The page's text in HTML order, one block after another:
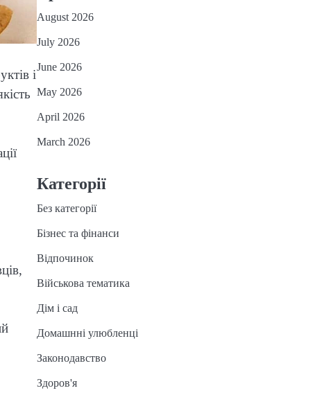
і
August 2026
July 2026
June 2026
May 2026
April 2026
March 2026
Категорії
Без категорії
Бізнес та фінанси
Відпочинок
Військова тематика
Дім і сад
Домашнні улюбленці
Законодавство
Здоров'я